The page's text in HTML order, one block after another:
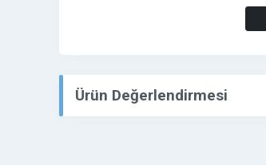
bölgede ziyaretçi trafigi elde
stratejik bir iletişim sunar.
Ürün Değerlendirmesi